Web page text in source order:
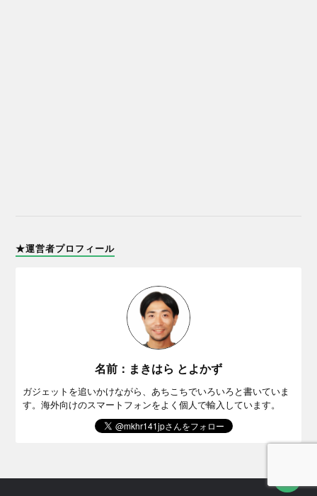
★運営者プロフィール
名前：まきはら とよかず
ガジェットを追いかけながら、あちこちでいろいろと書いていま
す。海外向けのスマートフォンをよく個人で輸入しています。